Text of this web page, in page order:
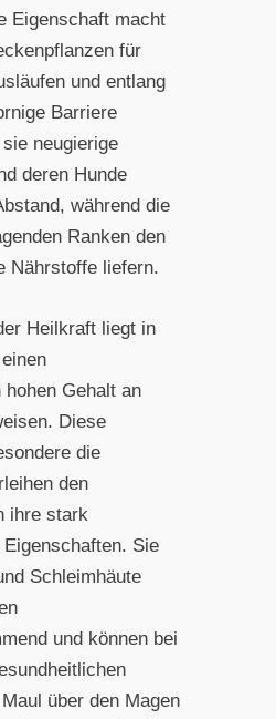
Eigenschaft macht
für
und entlang
Barriere
neugierige
deren Hunde
während die
Ranken den
Nährstoffe liefern.
Heilkraft liegt in
Gehalt an
Diese
die
den
ihre stark
Sie
Schleimhäute
und können bei
über den Magen